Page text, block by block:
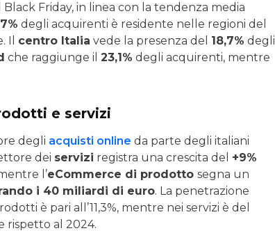
Black Friday, in linea con la tendenza media
degli acquirenti è residente nelle regioni del
Il centro Italia vede la presenza del 18,7% degli
che raggiunge il 23,1% degli acquirenti, mentre
e servizi
degli acquisti online da parte degli italiani
dei servizi registra una crescita del +9%
l’eCommerce di prodotto segna un
i 40 miliardi di euro. La penetrazione
è pari all’11,3%, mentre nei servizi è del
rispetto al 2024.